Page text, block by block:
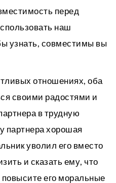
перед
наш
узнать, совместимы вы
отношениях, оба
своими радостями и
в трудную
партнера хорошая
уволил его вместо
и сказать ему, что
его моральные